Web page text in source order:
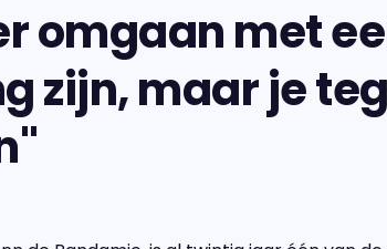
omgaan met
zijn, maar je